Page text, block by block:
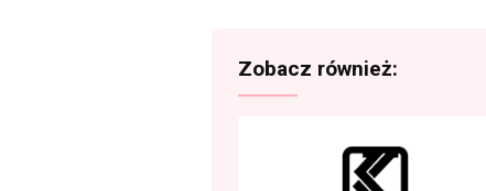
Zobacz również: